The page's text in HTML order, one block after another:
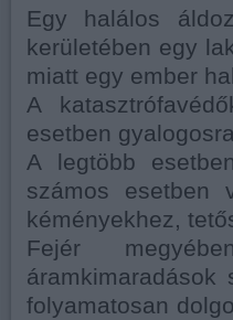
Egy halálos
kerületében egy
miatt egy ember
A
esetben
A legtöbb
számos esetben
kéményekhez,
Fejér
folyamatosan